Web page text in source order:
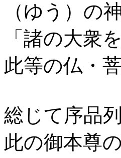
（ゆう）の
「諸の大衆
此等の仏・
総じて序品
此の御本尊